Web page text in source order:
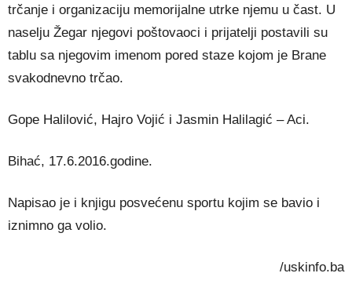
trčanje i organizaciju memorijalne utrke njemu u čast. U
naselju Žegar njegovi poštovaoci i prijatelji postavili su
tablu sa njegovim imenom pored staze kojom je Brane
svakodnevno trčao.
Gope Halilović, Hajro Vojić i Jasmin Halilagić – Aci.
Bihać, 17.6.2016.godine.
Napisao je i knjigu posvećenu sportu kojim se bavio i
iznimno ga volio.
/uskinfo.ba